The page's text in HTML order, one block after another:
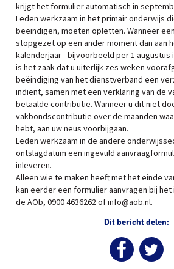
krijgt het formulier automatisch in
Leden werkzaam in het primair onderwijs
beëindigen, moeten opletten. Wanneer
stopgezet op een ander moment dan aan
kalenderjaar - bijvoorbeeld per 1 augustus
is het zaak dat u uiterlijk zes weken
beëindiging van het dienstverband een
indient, samen met een verklaring van de
betaalde contributie. Wanneer u dit niet
vakbondscontributie over de maanden
hebt, aan uw neus voorbijgaan.
Leden werkzaam in de andere
ontslagdatum een ingevuld
inleveren.
Alleen wie te maken heeft met het einde
kan eerder een formulier aanvragen bij
de AOb, 0900 4636262 of info@aob.nl.
Dit bericht delen: